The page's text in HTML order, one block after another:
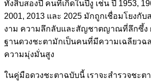
ทั้งสิบสองปี คนที่เกิดในปีงู เช่น ปี 1953,
2001, 2013 และ 2025 มักถูกเชื่อมโยงกั
งาม ความลึกลับและสัญชาตญาณที่ลึกซึ้ง
ฐานดวงชะตามักเป็นคนที่มีความเฉลียวฉ
ความมุ่งมั่นสูง
ในคู่มือดวงชะตาฉบับนี้ เราจะสำรวจชะต